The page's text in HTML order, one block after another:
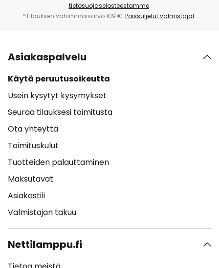
tietosuojaselosteestamme.
*Tilauksen vähimmäisarvo 109 €. Poissuljetut valmistajat.
Asiakaspalvelu
Käytä peruutusoikeutta
Usein kysytyt kysymykset
Seuraa tilauksesi toimitusta
Ota yhteyttä
Toimituskulut
Tuotteiden palauttaminen
Maksutavat
Asiakastili
Valmistajan takuu
Nettilamppu.fi